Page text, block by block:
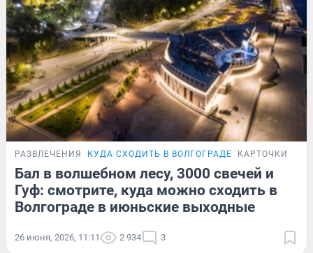
РАЗВЛЕЧЕНИЯ КУДА СХОДИТЬ В ВОЛГОГРАДЕ КАРТОЧКИ
Бал в волшебном лесу, 3000 свечей и
Гуф: смотрите, куда можно сходить в
Волгограде в июньские выходные
26 июня, 2026, 11:11 2 934 3